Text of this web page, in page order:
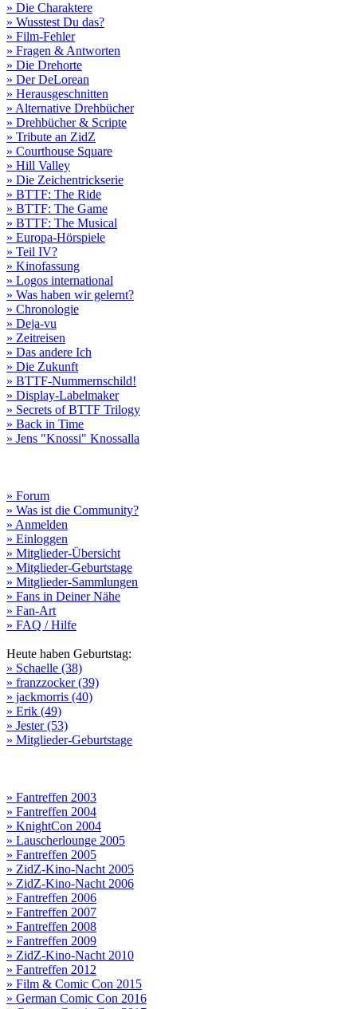
» Die Charaktere
» Wusstest Du das?
» Film-Fehler
» Fragen & Antworten
» Die Drehorte
» Der DeLorean
» Herausgeschnitten
» Alternative Drehbücher
» Drehbücher & Scripte
» Tribute an ZidZ
» Courthouse Square
» Hill Valley
» Die Zeichentrickserie
» BTTF: The Ride
» BTTF: The Game
» BTTF: The Musical
» Europa-Hörspiele
» Teil IV?
» Kinofassung
» Logos international
» Was haben wir gelernt?
» Chronologie
» Deja-vu
» Zeitreisen
» Das andere Ich
» Die Zukunft
» BTTF-Nummernschild!
» Display-Labelmaker
» Secrets of BTTF Trilogy
» Back in Time
» Jens "Knossi" Knossalla
» Forum
» Was ist die Community?
» Anmelden
» Einloggen
» Mitglieder-Übersicht
» Mitglieder-Geburtstage
» Mitglieder-Sammlungen
» Fans in Deiner Nähe
» Fan-Art
» FAQ / Hilfe
Heute haben Geburtstag:
» Schaelle (38)
» franzzocker (39)
» jackmorris (40)
» Erik (49)
» Jester (53)
» Mitglieder-Geburtstage
» Fantreffen 2003
» Fantreffen 2004
» KnightCon 2004
» Lauscherlounge 2005
» Fantreffen 2005
» ZidZ-Kino-Nacht 2005
» ZidZ-Kino-Nacht 2006
» Fantreffen 2006
» Fantreffen 2007
» Fantreffen 2008
» Fantreffen 2009
» ZidZ-Kino-Nacht 2010
» Fantreffen 2012
» Film & Comic Con 2015
» German Comic Con 2016